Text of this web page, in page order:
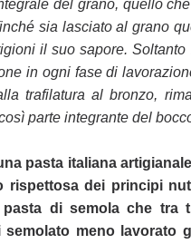
del grano, quello
sia lasciato al grano
il suo sapore.
in ogni fase di
trafilatura al bronzo,
parte integrante del
pasta italiana
rispettosa dei principi
pasta di semola che tra
semolato meno lavorato